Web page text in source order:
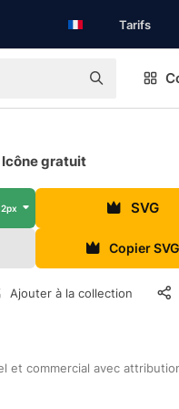
Tarifs
gratuit
SVG
Copier SVG
Ajouter à la collection
et commercial avec